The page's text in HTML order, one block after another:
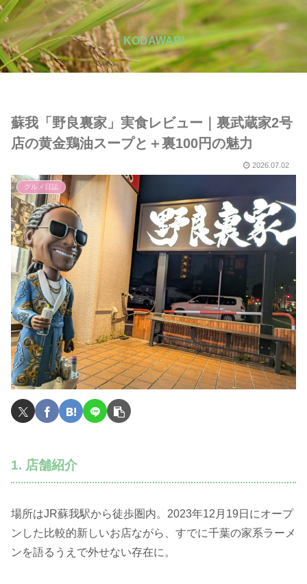
KODAWARI
蘇我「野良裏家」実食レビュー｜裏武蔵家2号
店の黄金鶏油スープと＋裏100円の魅力
2026.07.02
グルメ日誌
1. 店舗紹介
場所はJR蘇我駅から徒歩圏内。2023年12月19日にオープ
ンした比較的新しいお店ながら、すでに千葉の家系ラーメ
ンを語るうえで外せない存在に。